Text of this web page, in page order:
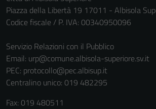
Piazza della Libertà 19 17011 - Albisola
Codice fiscale / P. IVA: 00340950096
Servizio Relazioni con il Pubblico
Email: urp@comune.albisola-superiore.sv.it
PEC: protocollo@pec.albisup.it
Centralino unico: 019 482295
Fax: 019 480511